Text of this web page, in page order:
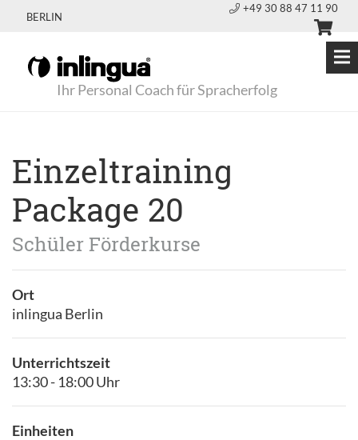
BERLIN
+49 30 88 47 11 90
Ihr Personal Coach für Spracherfolg
Einzeltraining
Package 20
Schüler Förderkurse
Ort
inlingua Berlin
Unterrichtszeit
13:30 - 18:00 Uhr
Einheiten